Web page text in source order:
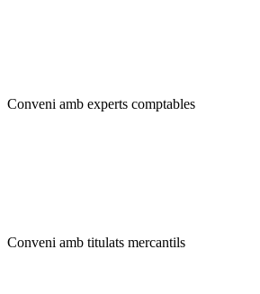
Conveni amb experts comptables
Conveni amb titulats mercantils